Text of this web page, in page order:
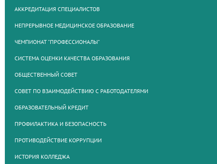
АККРЕДИТАЦИЯ СПЕЦИАЛИСТОВ
НЕПРЕРЫВНОЕ МЕДИЦИНСКОЕ ОБРАЗОВАНИЕ
ЧЕМПИОНАТ "ПРОФЕССИОНАЛЫ"
СИСТЕМА ОЦЕНКИ КАЧЕСТВА ОБРАЗОВАНИЯ
ОБЩЕСТВЕННЫЙ СОВЕТ
СОВЕТ ПО ВЗАИМОДЕЙСТВИЮ С РАБОТОДАТЕЛЯМИ
ОБРАЗОВАТЕЛЬНЫЙ КРЕДИТ
ПРОФИЛАКТИКА И БЕЗОПАСНОСТЬ
ПРОТИВОДЕЙСТВИЕ КОРРУПЦИИ
ИСТОРИЯ КОЛЛЕДЖА